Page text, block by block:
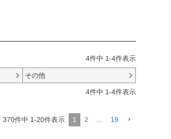
4件中 1-4件表示
その他
4件中 1-4件表示
370件中 1-20件表示 1 2 19